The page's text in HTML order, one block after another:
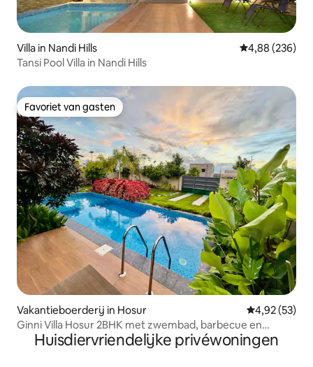
Villa in Nandi Hills Gemiddelde
4,88 (236)
Tansi Pool Villa in Nandi Hills
Favoriet van gasten
Favoriet van gasten
Vakantieboerderij in Hosur Gemiddelde
4,92 (53)
Ginni Villa Hosur 2BHK met zwembad, barbecue en
kampvuur
Huisdiervriendelijke privéwoningen